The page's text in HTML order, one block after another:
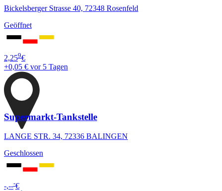
Bickelsberger Strasse 40, 72348 Rosenfeld
Geöffnet
2,259€
+0,05 € vor 5 Tagen
Supermarkt-Tankstelle
LANGE STR. 34, 72336 BALINGEN
Geschlossen
-,---€